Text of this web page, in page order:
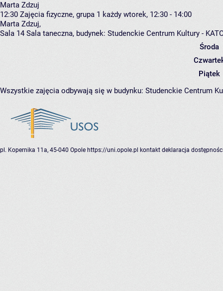
Marta Zdzuj
12:30 Zajęcia fizyczne, grupa 1 każdy wtorek, 12:30 - 14:00
Marta Zdzuj,
Sala 14 Sala taneczna, budynek: Studenckie Centrum Kultury -
Środa
Piątek
Wszystkie zajęcia odbywają się w budynku: Studenckie Centrum
pl. Kopernika 11a, 45-040 Opole https://uni.opole.pl kontakt deklaracja